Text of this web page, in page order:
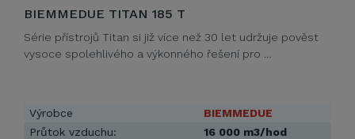
BIEMMEDUE TITAN 185 T
Série přístrojů Titan si již více než 30 let udržuje pověst
vysoce spolehlivého a výkonného řešení pro …
Výrobce
BIEMMEDUE
Průtok vzduchu:
16 000 m3/hod